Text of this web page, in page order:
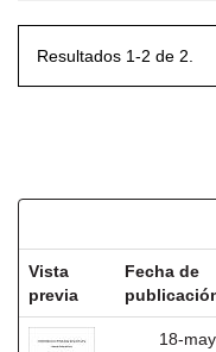
Resultados 1-2 de 2.
Vista
previa
Fecha de
18-